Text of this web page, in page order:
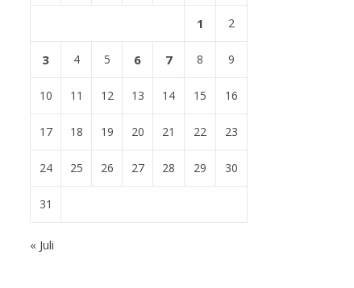
1 2
3 4 5 6 7 8 9
10 11 12 13 14 15 16
17 18 19 20 21 22 23
24 25 26 27 28 29 30
31
« Juli